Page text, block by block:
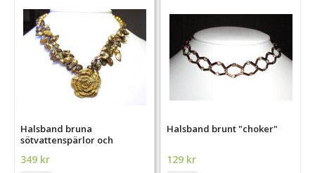
Halsband bruna
sötvattenspärlor och
349 kr
Halsband brunt "choker"
129 kr